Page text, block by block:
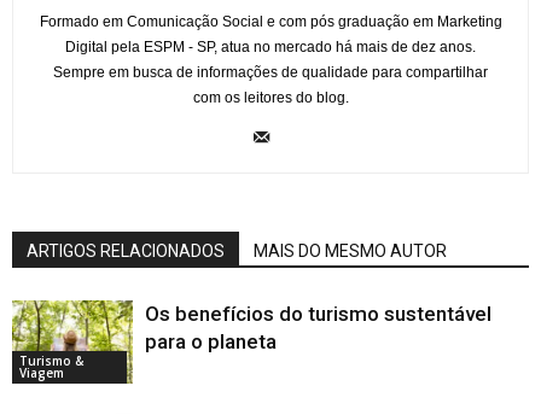
Formado em Comunicação Social e com pós graduação em Marketing
Digital pela ESPM - SP, atua no mercado há mais de dez anos.
Sempre em busca de informações de qualidade para compartilhar
com os leitores do blog.
ARTIGOS RELACIONADOS MAIS DO MESMO AUTOR
Turismo &
Viagem
Os benefícios do turismo sustentável
para o planeta